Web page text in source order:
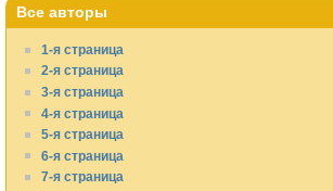
Все авторы
1-я страница
2-я страница
3-я страница
4-я страница
5-я страница
6-я страница
7-я страница